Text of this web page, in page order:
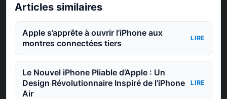
Articles similaires
Apple s’apprête à ouvrir l’iPhone aux
montres connectées tiers
LIRE
Le Nouvel iPhone Pliable d’Apple : Un
Design Révolutionnaire Inspiré de l’iPhone
Air
LIRE